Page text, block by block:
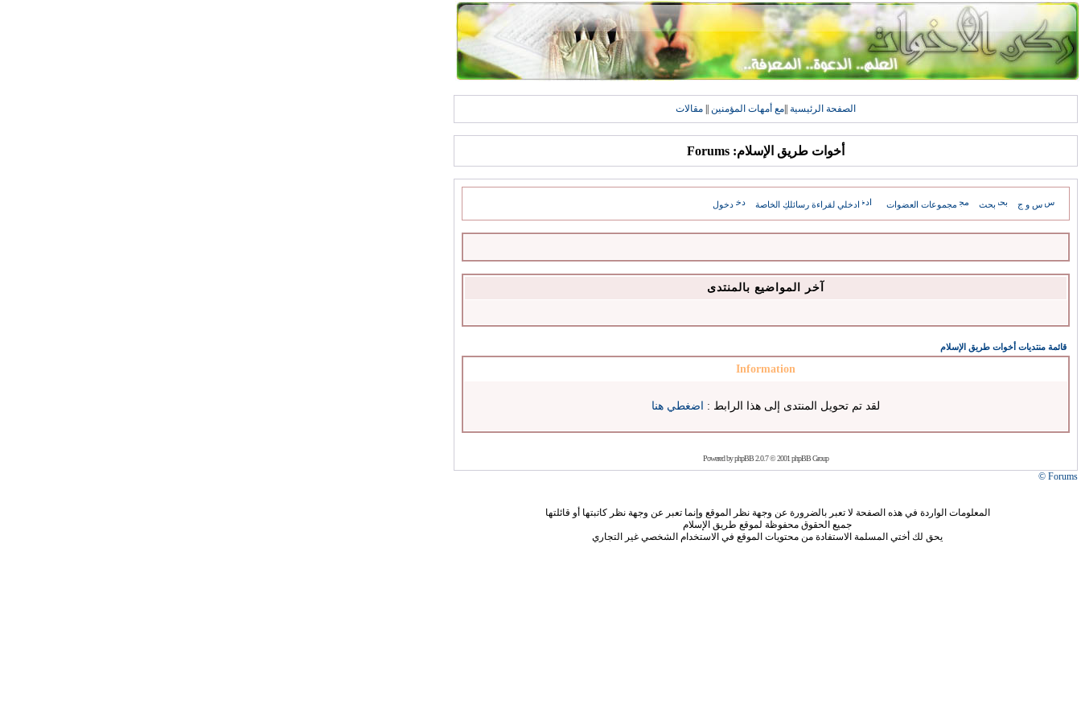
الصفحة الرئيسية مع أمهات المؤمنين مقالات
أخوات طريق الإسلام: Forums
س و ج بحث مجموعات العضوات ادخلي لقراءة رسائلكِ الخاصة دخول
آخر المواضيع بالمنتدى
قائمة منتديات أخوات طريق الإسلام
Information
لقد تم تحويل المنتدى إلى هذا الرابط : اضغطي هنا
Powered byphpBB2.0.7 © 2001 phpBB Group
Forums ©
المعلومات الواردة في هذه الصفحة لا تعبر بالضرورة عن وجهة نظر الموقع وإنما تعبر عن وجهة نظر كاتبتها أو قائلتها
جميع الحقوق محفوظة لموقع طريق الإسلام
يحق لك أختي المسلمة الاستفادة من محتويات الموقع في الاستخدام الشخصي غير التجاري